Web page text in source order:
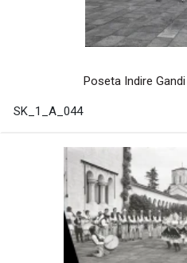
Poseta Indire
SK_1_A_044